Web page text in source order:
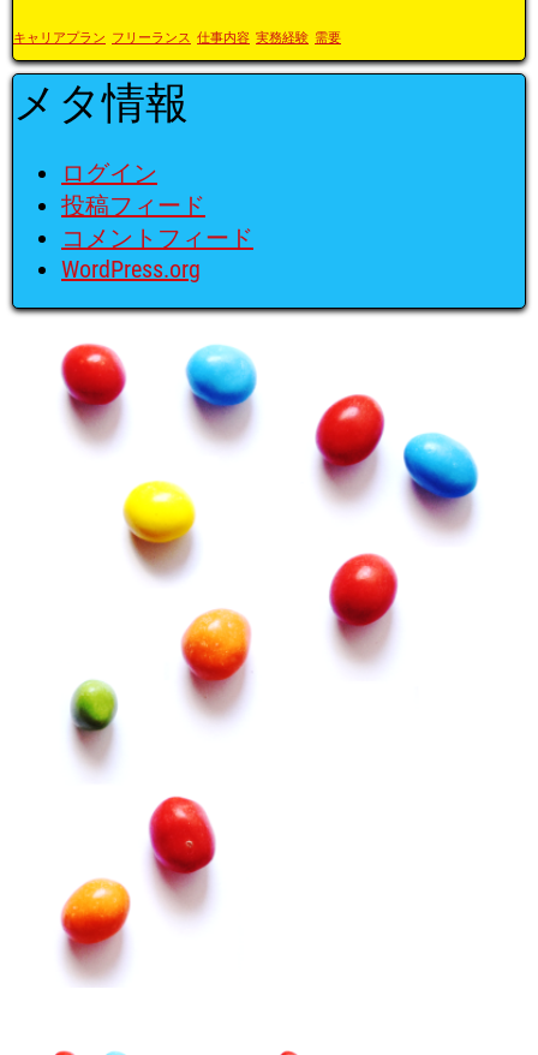
キャリアプラン フリーランス 仕事内容 実務経験 需要
メタ情報
ログイン
投稿フィード
コメントフィード
WordPress.org